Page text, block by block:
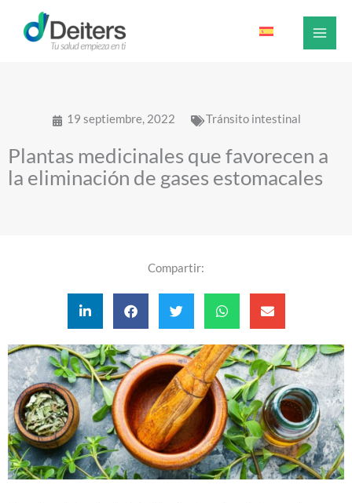
contenido
19 septiembre, 2022 Tránsito intestinal
Plantas medicinales que favorecen a
la eliminación de gases estomacales
Compartir: